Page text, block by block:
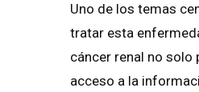
Uno de los temas
tratar esta
cáncer renal no solo
acceso a la